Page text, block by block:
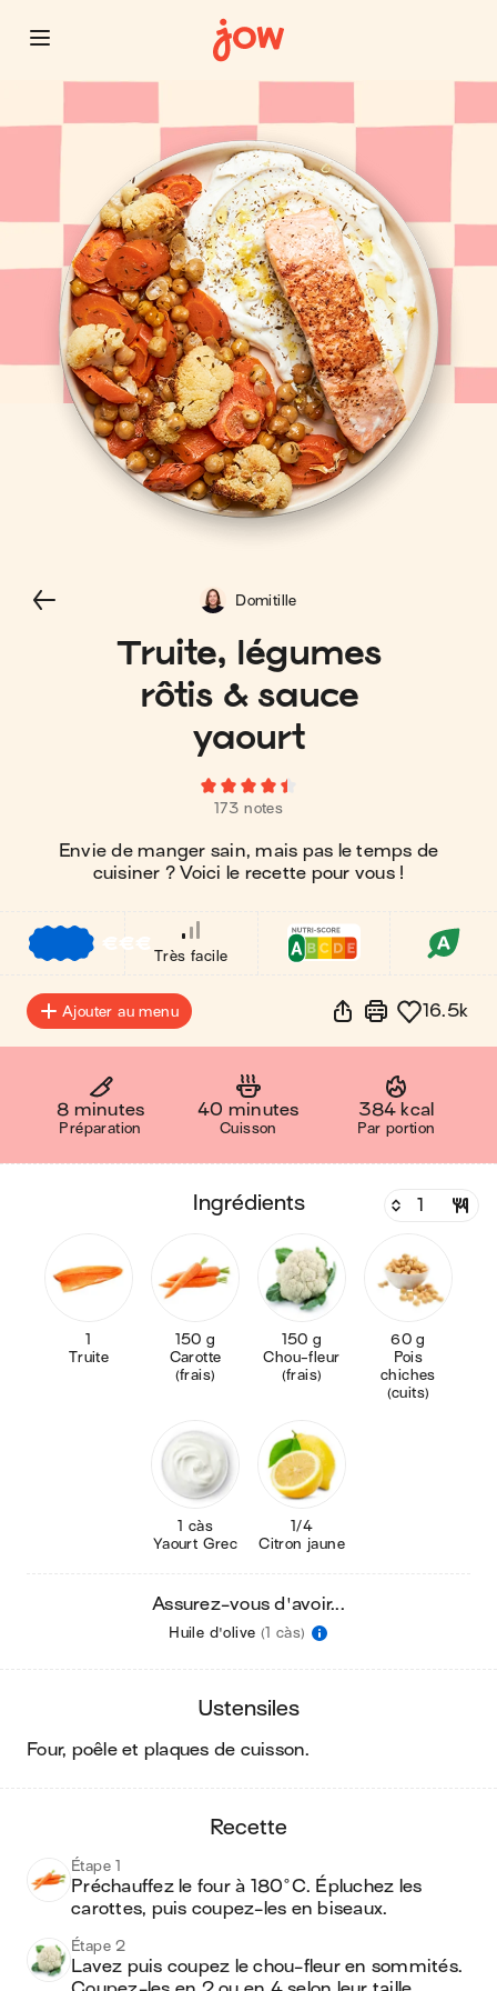
Truite, légumes
rôtis & sauce
yaourt
173 notes
Envie de manger sain, mais pas le temps de
cuisiner ? Voici le recette pour vous !
Domitille
€€€
Très facile
Ajouter au menu 16.5k
8 minutes
Préparation
40 minutes
Cuisson
384 kcal
Par portion
ingrédients
1
Truite
150 g
Carotte
(frais)
150 g
Chou-fleur
(frais)
60 g
Pois
chiches
(cuits)
1 càs
Yaourt Grec
1/4
Citron jaune
Assurez-vous d'avoir...
Huile d'olive (1 càs)
ustensiles
four, poêle et plaques de cuisson.
recette
Étape 1
Préchauffez le four à 180°C. Épluchez les
carottes, puis coupez-les en biseaux.
Étape 2
Lavez puis coupez le chou-fleur en sommités.